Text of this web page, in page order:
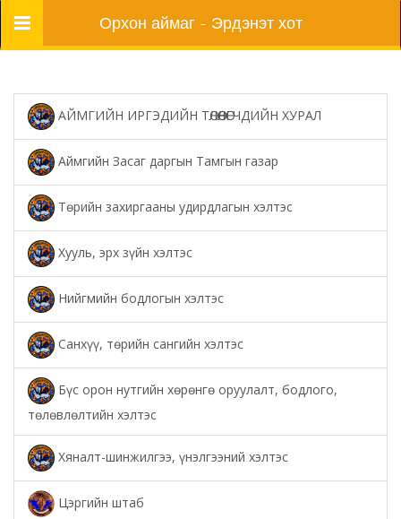
Цэс Орхон аймаг - Эрдэнэт хот
АЙМГИЙН ИРГЭДИЙН ТӨЛӨӨЛӨГЧДИЙН ХУРАЛ
Аймгийн Засаг даргын Тамгын газар
Төрийн захиргааны удирдлагын хэлтэс
Хууль, эрх зүйн хэлтэс
Нийгмийн бодлогын хэлтэс
Санхүү, төрийн сангийн хэлтэс
Бүс орон нутгийн хөрөнгө оруулалт, бодлого,
төлөвлөлтийн хэлтэс
Хяналт-шинжилгээ, үнэлгээний хэлтэс
Цэргийн штаб